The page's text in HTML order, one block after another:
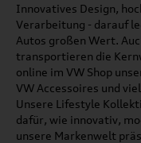
Innovatives Design,
Verarbeitung - darauf
Autos großen Wert.
transportieren die
online im VW Shop
VW Accessoires und
Unsere Lifestyle
dafür, wie innovativ,
unsere Markenwelt